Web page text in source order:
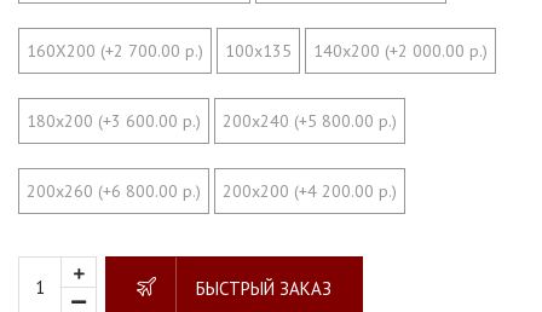
160Х200 (+2 700.00 р.) 100x135 140х200 (+2 000.00 р.)
180х200 (+3 600.00 р.) 200х240 (+5 800.00 р.)
200х260 (+6 800.00 р.) 200х200 (+4 200.00 р.)
БЫСТРЫЙ ЗАКАЗ